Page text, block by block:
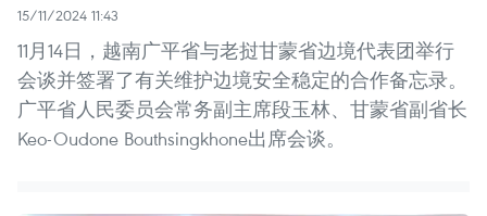
15/11/2024 11:43
11月14日，越南广平省与老挝甘蒙省边境代表团举行
会谈并签署了有关维护边境安全稳定的合作备忘录。
广平省人民委员会常务副主席段玉林、甘蒙省副省长
Keo-Oudone Bouthsingkhone出席会谈。